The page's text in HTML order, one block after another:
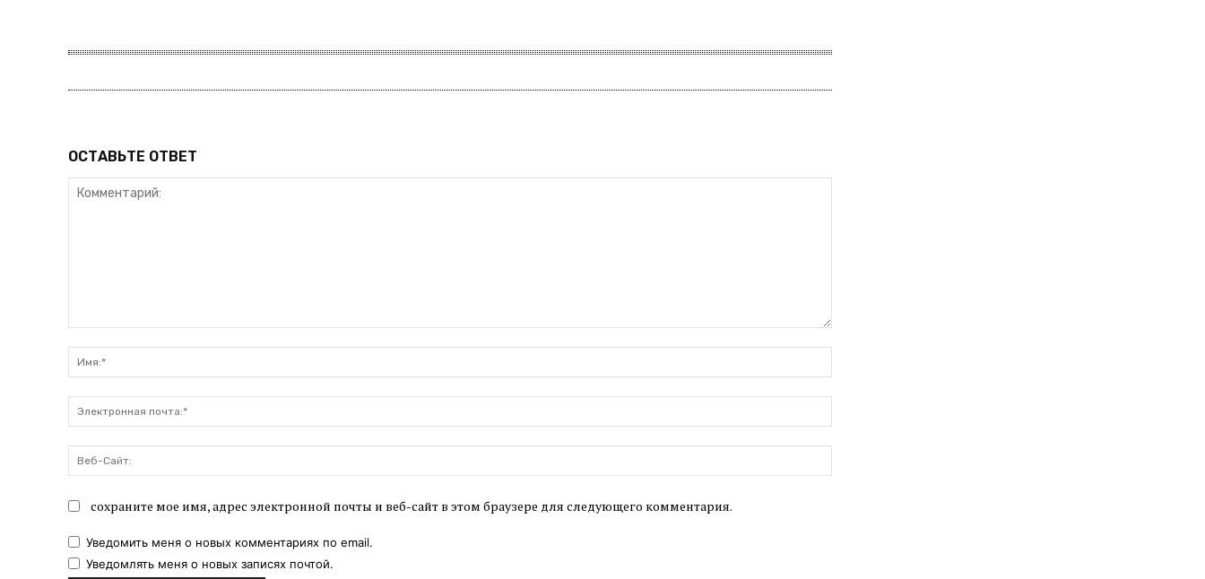
ОСТАВЬТЕ ОТВЕТ
почта:*
Сайт:
сохраните мое имя, адрес электронной почты и веб-сайт в этом браузере для следующего комментария.
Уведомить меня о новых комментариях по email.
Уведомлять меня о новых записях почтой.